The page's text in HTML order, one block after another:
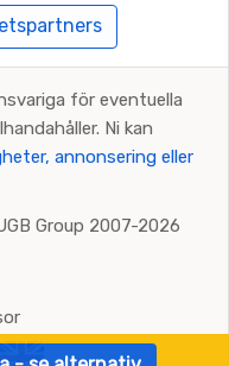
för eventuella
Ni kan
annonsering eller
Group 2007-2026